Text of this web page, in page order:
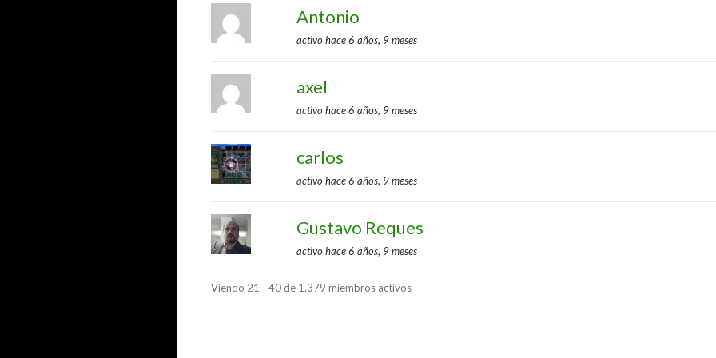
Antonio
activo hace 6 años, 9 meses
axel
activo hace 6 años, 9 meses
carlos
activo hace 6 años, 9 meses
Gustavo Reques
activo hace 6 años, 9 meses
Viendo 21 - 40 de 1.379 miembros activos